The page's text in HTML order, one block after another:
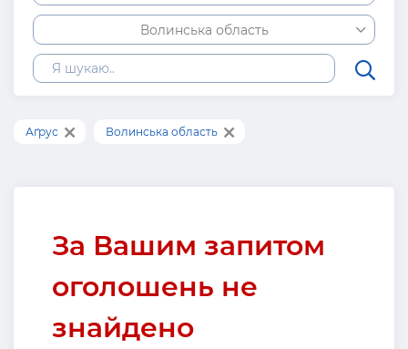
Волинська область
Аґрус Волинська область
За Вашим запитом
оголошень не
знайдено